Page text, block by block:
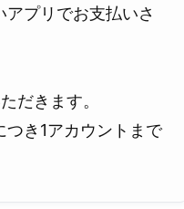
プリでお支払いさ
だきます。
き1アカウントまで